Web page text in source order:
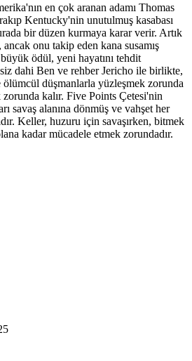
en çok aranan adamı Thomas
Kentucky'nin unutulmuş kasabası
bir düzen kurmaya karar verir. Artık
onu takip eden kana susamış
ödül, yeni hayatını tehdit
dahi Ben ve rehber Jericho ile birlikte,
ölümcül düşmanlarla yüzleşmek zorunda
zorunda kalır. Five Points Çetesi'nin
savaş alanına dönmüş ve vahşet her
Keller, huzuru için savaşırken, bitmek
kadar mücadele etmek zorundadır.